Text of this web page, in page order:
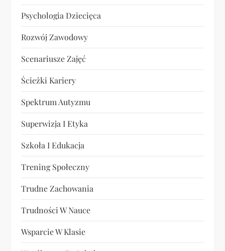
Psychologia Dziecięca
Rozwój Zawodowy
Scenariusze Zajęć
Ścieżki Kariery
Spektrum Autyzmu
Superwizja I Etyka
Szkoła I Edukacja
Trening Społeczny
Trudne Zachowania
Trudności W Nauce
Wsparcie W Klasie